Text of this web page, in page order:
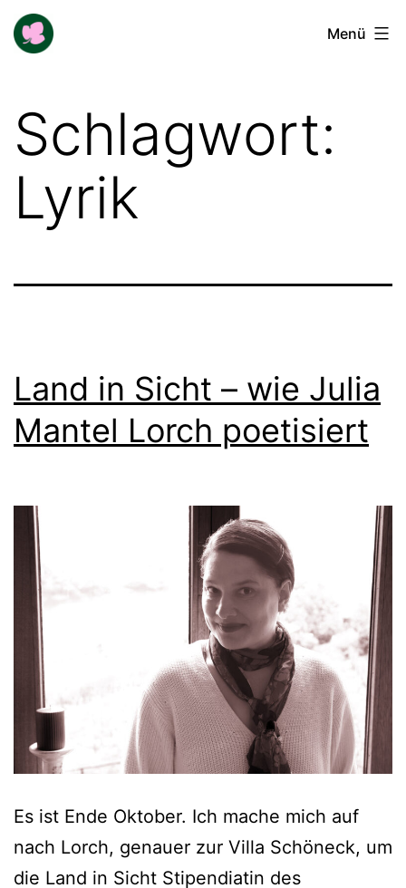
Zum
Inhalt
Buga-
Menü
Schlagwort:
Lyrik
Land in Sicht – wie Julia
Mantel Lorch poetisiert
Es ist Ende Oktober. Ich mache mich auf
nach Lorch, genauer zur Villa Schöneck, um
die Land in Sicht Stipendiatin des